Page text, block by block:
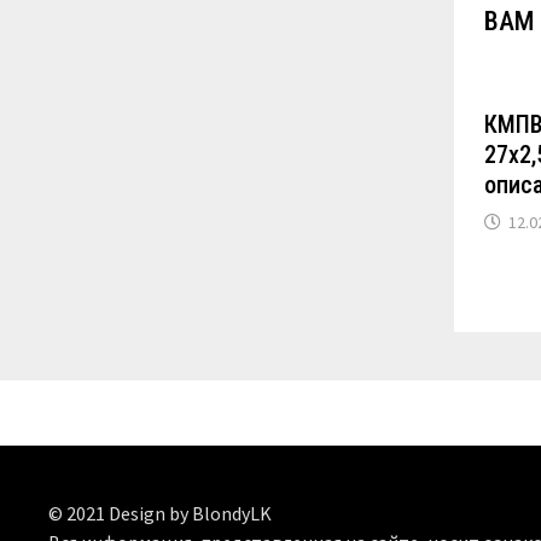
ВАМ
© 2021 Design by BlondyLK